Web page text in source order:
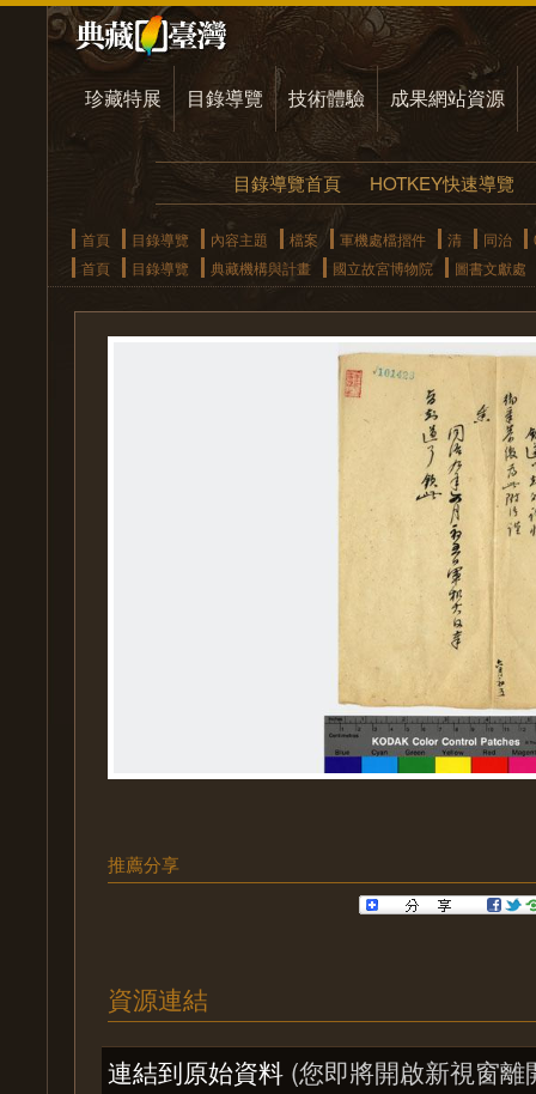
珍藏特展 目錄導覽 技術體驗 成果網站資源
目錄導覽首頁 HOTKEY快速導覽
首頁 目錄導覽 內容主題 檔案 軍機處檔摺件 清 同治
首頁
目錄導覽 典藏機構與計畫 國立故宮博物院 圖書文獻處
推薦分享
資源連結
連結到原始資料 (您即將開啟新視窗離